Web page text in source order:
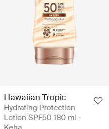
Hawaiian Tropic
Hydrating Protection
Lotion SPF50 180 ml -